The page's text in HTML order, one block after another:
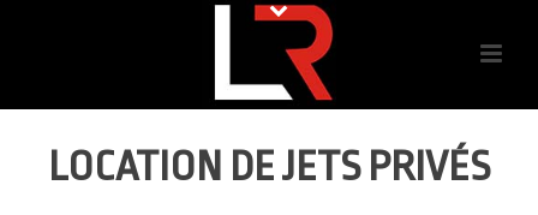
LOCATION DE JETS PRIVÉS